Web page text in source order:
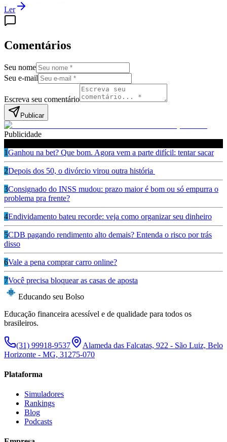
Ler
Comentários
Seu nome
Seu e-mail
Escreva seu comentário
Publicar
Publicidade
1Ganhou na bet? Que bom. Agora vem a parte difícil: tentar sacar
2Depois dos 50, o divórcio virou outra história
3Consignado do INSS mudou: prazo maior é bom ou só empurra o
problema pra frente?
4Endividamento bateu recorde: veja como organizar seu dinheiro
5CDB pagando rendimento alto demais? Entenda o risco por trás
disso
6Vale a pena comprar carro online?
7Você precisa bloquear as casas de aposta
Educando seu Bolso
Educação financeira acessível e de qualidade para todos os
brasileiros.
(31) 99918-9537
Alameda das Falcatas, 922 - São Luiz, Belo
Horizonte - MG, 31275-070
Plataforma
Simuladores
Rankings
Blog
Podcasts